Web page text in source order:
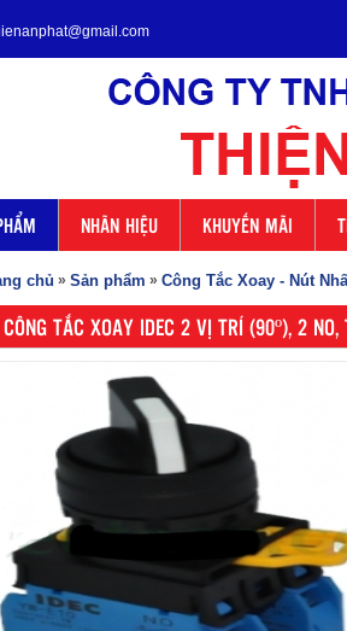
NHÃN HIỆU KHUYẾN MÃI
chủ » Sản phẩm » Công Tắc Xoay - Nút
CÔNG TẮC XOAY IDEC 2 VỊ TRÍ (90º), 2